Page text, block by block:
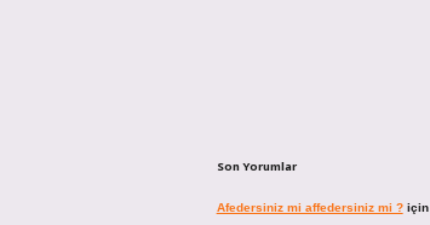
Son Yorumlar
Afedersiniz mi affedersiniz mi ?için